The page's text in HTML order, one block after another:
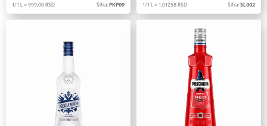
1/1 L = 999,00RSD Šifra:PKP09 1/1 L = 1.017,58RSD Šifra:SL002